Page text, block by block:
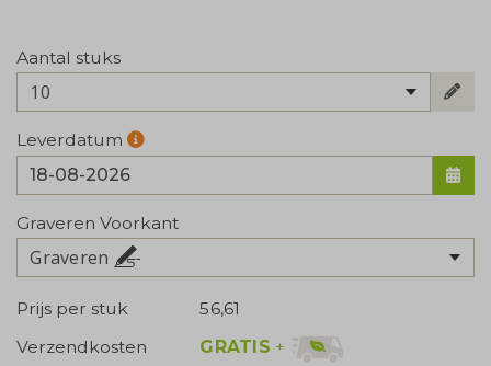
Aantal stuks
10
Leverdatum
Graveren Voorkant
Graveren
Prijs per stuk
56,61
Verzendkosten
GRATIS +